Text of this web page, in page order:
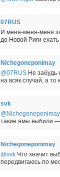
07RUS
И меня-меня-меня
до Новой Риги ехать
Nichegoneponimay
@07RUS Не забудь
на всяк случай, а
svk
@Nichegoneponimay
такие ямы выбили
Nichegoneponimay
@svk Что значит
передвигаюсь по